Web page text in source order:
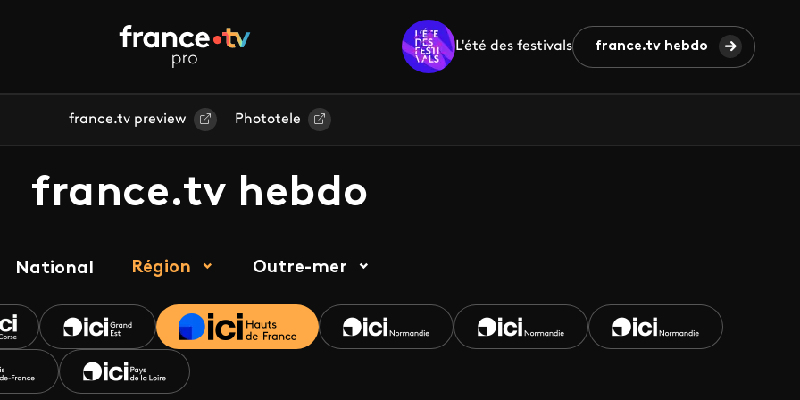
L'été des festivals france.tv hebdo
france.tv preview Phototele
france.tv hebdo
National Région Outre-mer